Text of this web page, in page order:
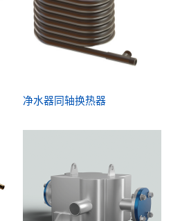
净水器同轴换热器